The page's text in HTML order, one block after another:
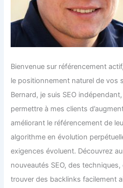
Bienvenue sur référencement
le positionnement naturel de vos
Bernard, je suis SEO
permettre à mes clients
améliorant le référencement de
algorithme en évolution
exigences évoluent. Découvrez
nouveautés SEO, des
trouver des backlinks facilement